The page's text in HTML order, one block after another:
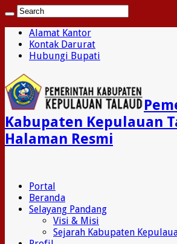
Alamat Kantor
Kontak Darurat
Hubungi Bupati
Kabupaten Kepulauan
Halaman Resmi
Portal
Beranda
Selayang Pandang
Visi & Misi
Sejarah Kabupaten